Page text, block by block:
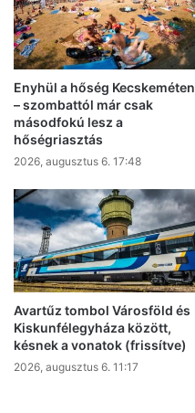
Enyhül a hőség Kecskeméten
– szombattól már csak
másodfokú lesz a
hőségriasztás
2026, augusztus 6. 17:48
Avartűz tombol Városföld és
Kiskunfélegyháza között,
késnek a vonatok (frissítve)
2026, augusztus 6. 11:17